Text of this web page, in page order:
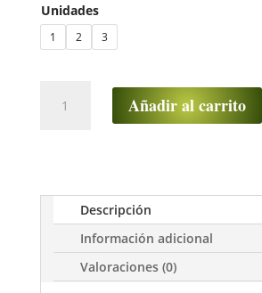
Unidades
1 2 3
Té
Grandes
(Capacidad
Añadir al carrito
Descripción
Información adicional
Valoraciones (0)